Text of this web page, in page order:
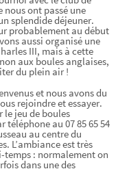
nous ont passé une
splendide déjeuner.
probablement au début
aussi organisé une
III, mais à cette
aux boules anglaises,
du plein air !
et nous avons du
rejoindre et essayer.
le jeu de boules
téléphone au 07 85 65 54
au centre du
L’ambiance est très
: normalement on
dans une des